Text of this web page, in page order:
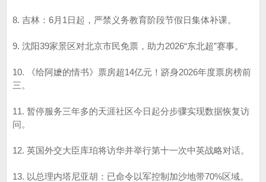
8. 吉林：6月1日起，严禁义务教育阶段节假日集体补课。
9. 沈阳39家景区对北京市民免票，助力2026“东北超”赛事。
10. 《给阿嬷的情书》票房超14亿元！跻身2026年度票房榜前
三。
11. 暂停服务三年多的天涯社区今日起分步骤实现数据恢复访
问。
12. 英国外交大臣库珀将访华并举行第十一次中英战略对话。
13. 以总理内塔尼亚胡：已命令以军控制加沙地带70%区域。